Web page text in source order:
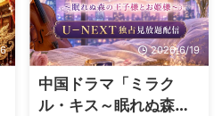
は、辺境で鎮西都護軍を率い
る１７番目の皇孫です。ある
日、大都督の孫靖が反乱を起
こし、皇帝や皇太子が命を落
としたことで天下は大きく揺
れ動きます。さらに父である
2026/6/19
中国ドラマ「ミラク
ル・キス～眠れぬ森の